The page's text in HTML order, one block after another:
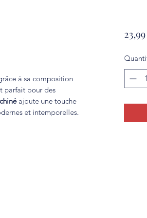
à sa composition
parfait pour des
ajoute une touche
et intemporelles.